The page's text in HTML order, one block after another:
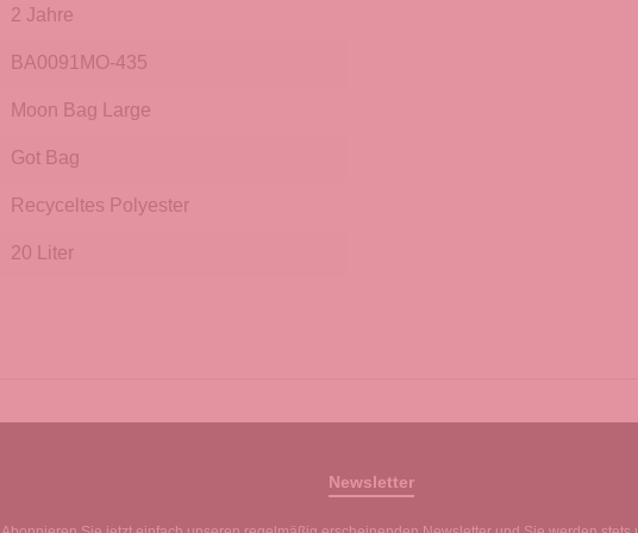
2 Jahre
BA0091MO-435
Moon Bag Large
Got Bag
Recyceltes Polyester
20 Liter
Newsletter